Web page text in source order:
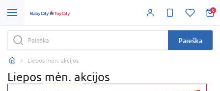
0
Paieška
Liepos mėn. akcijos
Liepos mėn. akcijos